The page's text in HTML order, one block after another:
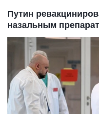
Путин
назальным